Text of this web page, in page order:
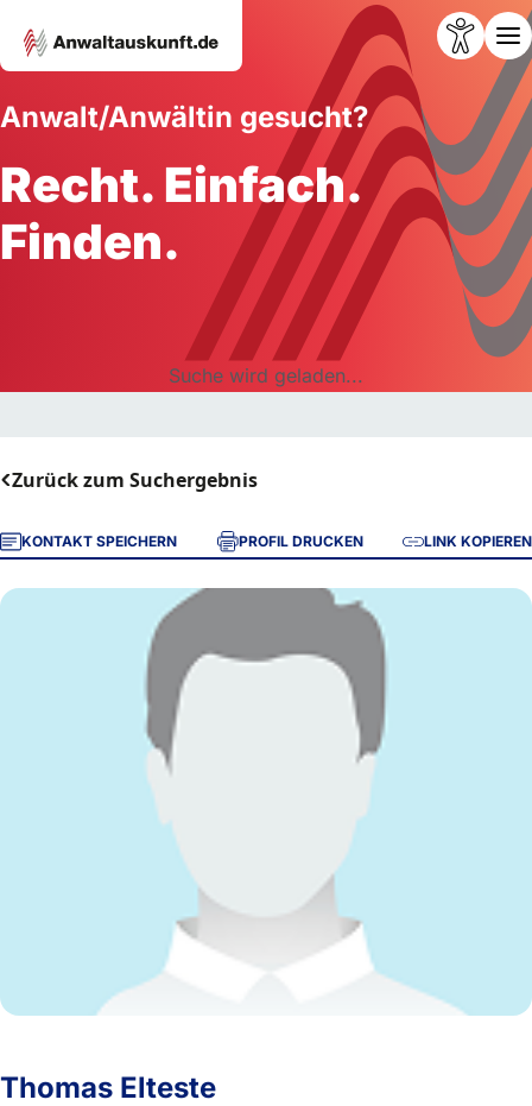
Anwalt/Anwältin gesucht?
Recht. Einfach.
Finden.
Suche wird geladen...
Zurück zum Suchergebnis
KONTAKT SPEICHERN PROFIL DRUCKEN LINK KOPIEREN
Thomas Elteste